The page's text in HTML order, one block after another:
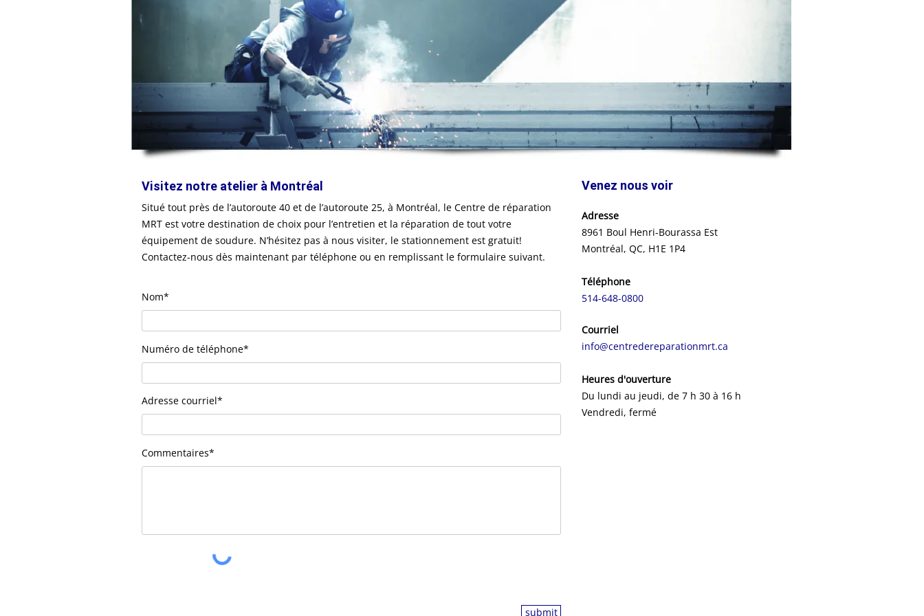
Visitez notre atelier à Montréal
Situé tout près de l’autoroute 40 et de l’autoroute 25, à Montréal, le Centre de réparation
MRT est votre destination de choix pour l’entretien et la réparation de tout votre
équipement de soudure. N’hésitez pas à nous visiter, le stationnement est gratuit!
Contactez-nous dès maintenant par téléphone ou en remplissant le formulaire suivant.
Nom*
Numéro de téléphone*
Adresse courriel*
Commentaires*
submit
Venez nous voir
Adresse
8961 Boul Henri-Bourassa Est
Montréal, QC, H1E 1P4
Téléphone
514-648-0800
Courriel
info@centredereparationmrt.ca
Heures d'ouverture
Du lundi au jeudi, de 7 h 30 à 16 h
Vendredi, fermé